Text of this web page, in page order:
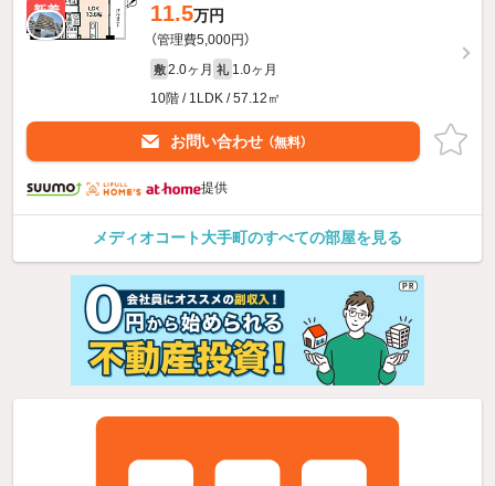
新着 11.5万円
（管理費5,000円）
敷 2.0ヶ月 礼 1.0ヶ月
10階 / 1LDK / 57.12㎡
お問い合わせ （無料）
提供
メディオコート大手町のすべての部屋を見る